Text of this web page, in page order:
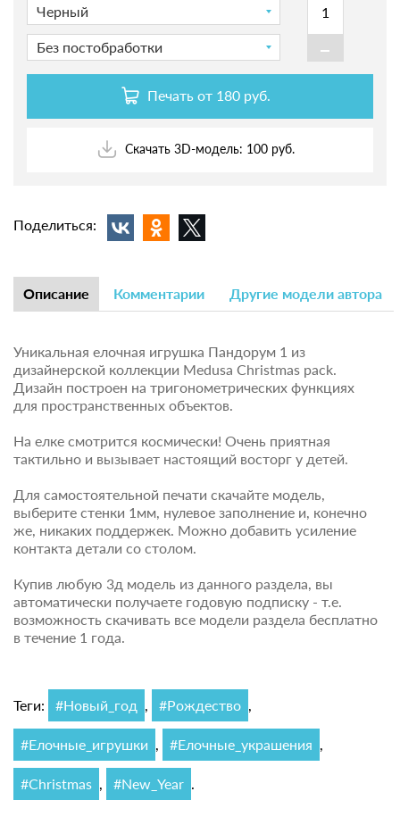
Черный
Без постобработки
-
Печать от 180 руб.
Скачать 3D-модель: 100 руб.
Поделиться:
Описание Комментарии Другие модели автора
Уникальная елочная игрушка Пандорум 1 из
дизайнерской коллекции Medusa Christmas pack.
Дизайн построен на тригонометрических функциях
для пространственных объектов.
На елке смотрится космически! Очень приятная
тактильно и вызывает настоящий восторг у детей.
Для самостоятельной печати скачайте модель,
выберите стенки 1мм, нулевое заполнение и, конечно
же, никаких поддержек. Можно добавить усиление
контакта детали со столом.
Купив любую 3д модель из данного раздела, вы
автоматически получаете годовую подписку - т.е.
возможность скачивать все модели раздела бесплатно
в течение 1 года.
Теги: #Новый_год , #Рождество ,
#Елочные_игрушки , #Елочные_украшения ,
#Christmas , #New_Year .